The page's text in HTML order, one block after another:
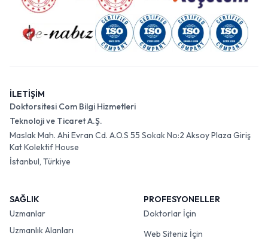
İLETİŞİM
Doktorsitesi Com Bilgi Hizmetleri
Teknoloji ve Ticaret A.Ş.
Maslak Mah. Ahi Evran Cd. A.O.S 55 Sokak No:2 Aksoy Plaza Giriş
Kat Kolektif House
İstanbul, Türkiye
SAĞLIK
Uzmanlar
Uzmanlık Alanları
PROFESYONELLER
Doktorlar İçin
Web Siteniz İçin